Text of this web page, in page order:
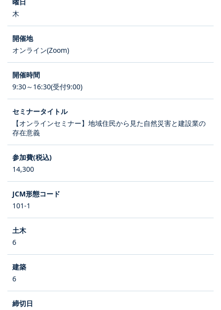
木
オンライン(Zoom)
9:30～16:30(受付9:00)
【オンラインセミナー】地域住民から見た自然災害と建設業の
存在意義
14,300
101-1
6
6